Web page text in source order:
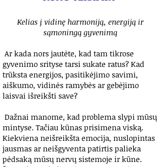
Kelias į vidinę harmoniją, energiją ir
sąmoningą gyvenimą
Ar kada nors jautėte, kad tam tikrose
gyvenimo srityse tarsi sukate ratus? Kad
trūksta energijos, pasitikėjimo savimi,
aiškumo, vidinės ramybės ar gebėjimo
laisvai išreikšti save?
Dažnai manome, kad problema slypi mūsų
mintyse. Tačiau kūnas prisimena viską.
Kiekviena neišreikšta emocija, nuslopintas
jausmas ar neišgyventa patirtis palieka
pėdsaką mūsų nervų sistemoje ir kūne.